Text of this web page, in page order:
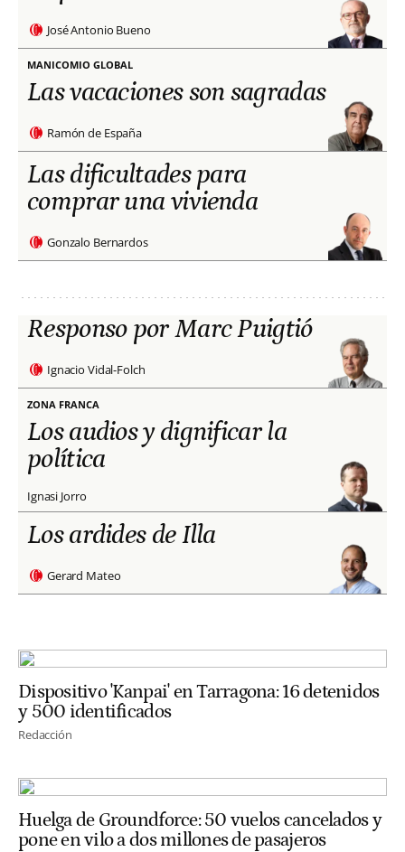
José Antonio Bueno
MANICOMIO GLOBAL
Las vacaciones son sagradas
Ramón de España
Las dificultades para
comprar una vivienda
Gonzalo Bernardos
Responso por Marc Puigtió
Ignacio Vidal-Folch
ZONA FRANCA
Los audios y dignificar la
política
Ignasi Jorro
Los ardides de Illa
Gerard Mateo
Dispositivo 'Kanpai' en Tarragona: 16 detenidos
y 500 identificados
Redacción
Huelga de Groundforce: 50 vuelos cancelados y
pone en vilo a dos millones de pasajeros